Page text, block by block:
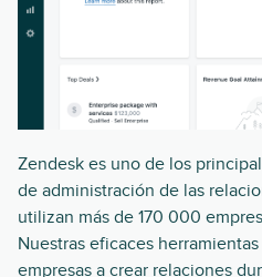
Zendesk es uno de los
de administración de las
utilizan más de 170 000
Nuestras eficaces
empresas a crear relaciones